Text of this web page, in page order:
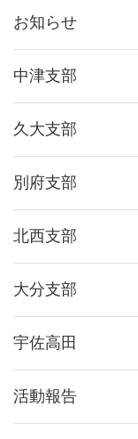
お知らせ
中津支部
久大支部
別府支部
北西支部
大分支部
宇佐高田
活動報告